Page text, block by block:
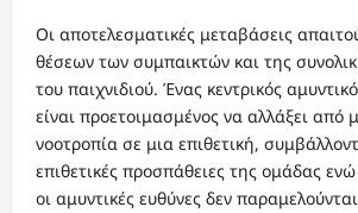
Οι αποτελεσματικές μεταβάσεις
θέσεων των συμπαικτών και της
του παιχνιδιού. Ένας κεντρικός
είναι προετοιμασμένος να αλλάξει από
νοοτροπία σε μια επιθετική,
επιθετικές προσπάθειες της ομάδας ενώ
οι αμυντικές ευθύνες δεν